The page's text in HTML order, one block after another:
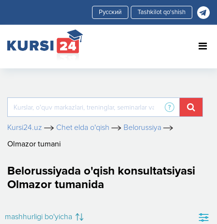
Tashkilot qo'shish
Kursi24.uz Chet elda o'qish
Belorussiya
Olmazor tumani
Belorussiyada o'qish konsultatsiyasi
Olmazor tumanida
mashhurligi bo'yicha